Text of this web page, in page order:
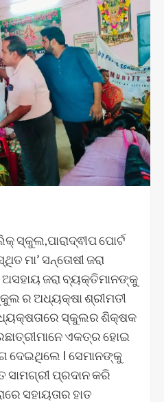
ସ୍କୁଲ,ପାରାଦ୍ଵୀପ ପୋର୍ଟ
ମା’ ସନ୍ତୋଷୀ ଜରା
ଜରା ବ୍ୟକ୍ତିମାନଙ୍କୁ
ର ଅଧ୍ୟକ୍ଷା ଶ୍ରୀମତୀ
ସ୍କୁଲର ଶିକ୍ଷକ
ଏକତ୍ର ହୋଇ
ଦେଇଥିଲେ I ସେମାନଙ୍କୁ
ସାମଗ୍ରୀ ପ୍ରଦାନ କରି
ସହାୟତାର ହାତ